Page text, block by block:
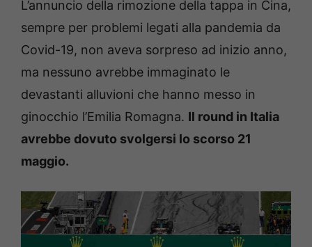
L’annuncio della rimozione della tappa in Cina,
sempre per problemi legati alla pandemia da
Covid-19, non aveva sorpreso ad inizio anno,
ma nessuno avrebbe immaginato le
devastanti alluvioni che hanno messo in
ginocchio l’Emilia Romagna. Il round in Italia
avrebbe dovuto svolgersi lo scorso 21
maggio.